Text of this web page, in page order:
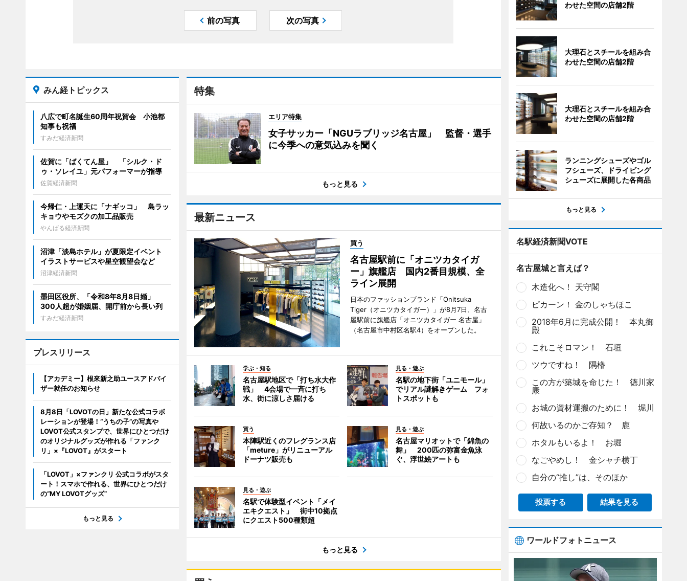
前の写真 次の写真
特集
エリア特集
女子サッカー「NGUラブリッジ名古屋」 監督・選手
に今季への意気込みを聞く
もっと見る
最新ニュース
買う
名古屋駅前に「オニツカタイガ
ー」旗艦店 国内2番目規模、全
ライン展開
日本のファッションブランド「Onitsuka
Tiger（オニツカタイガー）」が8月7日、名古
屋駅前に旗艦店「オニツカタイガー 名古屋」
（名古屋市中村区名駅4）をオープンした。
学ぶ・知る
名古屋駅地区で「打ち水大作
戦」 4会場で一斉に打ち
水、街に涼しさ届ける
見る・遊ぶ
名駅の地下街「ユニモール」
でリアル謎解きゲーム フォ
トスポットも
買う
本陣駅近くのフレグランス店
「meture」がリニューアル
ドーナツ販売も
見る・遊ぶ
名古屋マリオットで「錦魚の
舞」 200匹の弥富金魚泳
ぐ、浮世絵アートも
見る・遊ぶ
名駅で体験型イベント「メイ
エキクエスト」 街中10拠点
にクエスト500種類超
もっと見る
みん経トピックス
八広で町名誕生60周年祝賀会 小池都
知事も祝福
すみだ経済新聞
佐賀に「ばくてん屋」 「シルク・ド
ゥ・ソレイユ」元パフォーマーが指導
佐賀経済新聞
今帰仁・上運天に「ナギッコ」 島ラッ
キョウやモズクの加工品販売
やんばる経済新聞
沼津「淡島ホテル」が夏限定イベント
イラストサービスや星空観望会など
沼津経済新聞
墨田区役所、「令和8年8月8日婚」
300人超が婚姻届、開庁前から長い列
すみだ経済新聞
プレスリリース
【アカデミー】根來新之助ユースアドバイ
ザー就任のお知らせ
8月8日「LOVOTの日」新たな公式コラボ
レーションが登場！“うちの子”の写真や
LOVOT公式スタンプで、世界にひとつだけ
のオリジナルグッズが作れる「ファンク
リ」×『LOVOT』がスタート
「LOVOT」×ファンクリ 公式コラボがスタ
ート！スマホで作れる、世界にひとつだけ
の“MY LOVOTグッズ”
もっと見る
わせた空間の店舗2階
大理石とスチールを組み合
わせた空間の店舗2階
大理石とスチールを組み合
わせた空間の店舗2階
ランニングシューズやゴル
フシューズ、ドライビング
シューズに展開した各商品
もっと見る
名駅経済新聞VOTE
名古屋城と言えば？
木造化へ！ 天守閣
ピカーン！ 金のしゃちほこ
2018年6月に完成公開！ 本丸御
殿
これこそロマン！ 石垣
ツウですね！ 隅櫓
この方が築城を命じた！ 徳川家
康
お城の資材運搬のために！ 堀川
何故いるのかご存知？ 鹿
ホタルもいるよ！ お堀
なごやめし！ 金シャチ横丁
自分の“推し”は、そのほか
投票する 結果を見る
ワールドフォトニュース